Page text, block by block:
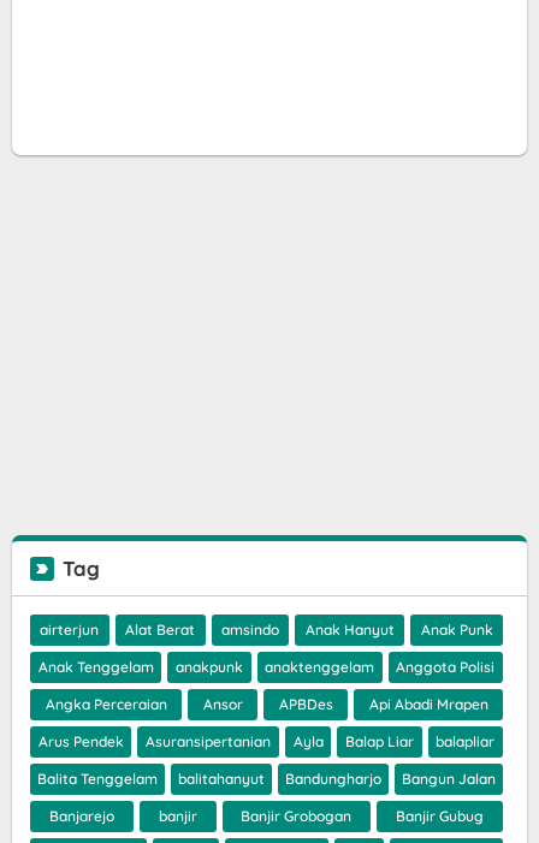
Tag
airterjun Alat Berat amsindo Anak Hanyut Anak Punk
Anak Tenggelam anakpunk anaktenggelam Anggota Polisi
Angka Perceraian Ansor APBDes Api Abadi Mrapen
Arus Pendek Asuransipertanian Ayla Balap Liar balapliar
Balita Tenggelam balitahanyut Bandungharjo Bangun Jalan
Banjarejo banjir Banjir Grobogan Banjir Gubug